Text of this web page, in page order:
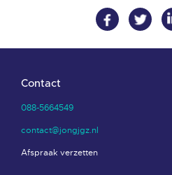
Contact
088-5664549
contact@jongjgz.nl
Afspraak verzetten